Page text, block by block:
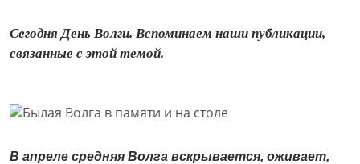
Сегодня День Волги. Вспоминаем наши публикации,
связанные с этой темой.
В апреле средняя Волга вскрывается, оживает,